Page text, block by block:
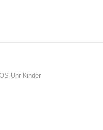
Uhr Kinder